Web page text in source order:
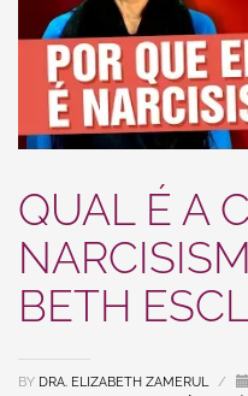
QUAL É A
BETH
BY DRA. ELIZABETH ZAMERUL /